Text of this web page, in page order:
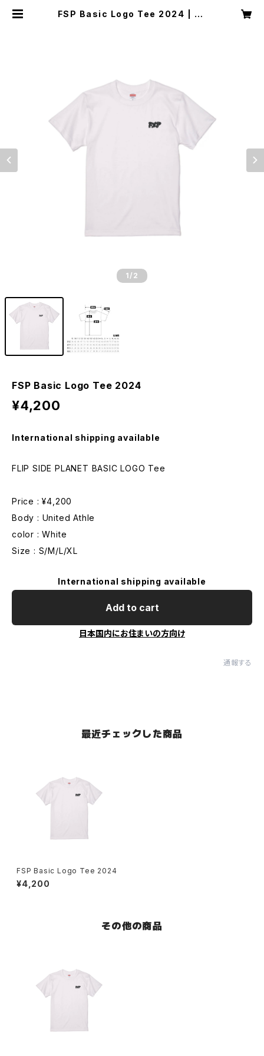
FSP Basic Logo Tee 2024 | Fli
1 /2
FSP Basic Logo Tee 2024
¥4,200
International shipping available
FLIP SIDE PLANET BASIC LOGO Tee
Price : ¥4,200
Body : United Athle
color : White
Size : S/M/L/XL
International shipping available
Add to cart
日本国内にお住まいの方向け
通報する
最近チェックした商品
FSP Basic Logo Tee 2024
¥4,200
その他の商品